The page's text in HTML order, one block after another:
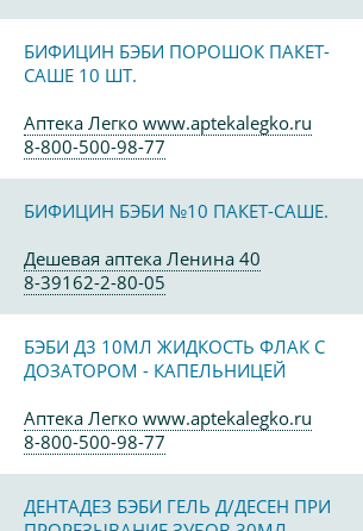
БИФИЦИН БЭБИ ПОРОШОК ПАКЕТ-
САШЕ 10 ШТ.
Аптека Легко www.aptekalegko.ru
8-800-500-98-77
БИФИЦИН БЭБИ №10 ПАКЕТ-САШЕ.
Дешевая аптека Ленина 40
8-39162-2-80-05
БЭБИ Д3 10МЛ ЖИДКОСТЬ ФЛАК С
ДОЗАТОРОМ - КАПЕЛЬНИЦЕЙ
Аптека Легко www.aptekalegko.ru
8-800-500-98-77
ДЕНТАДЕЗ БЭБИ ГЕЛЬ Д/ДЕСЕН ПРИ